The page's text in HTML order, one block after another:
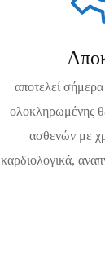
αποτελεί
ολοκληρωμένης
ασθενών με
καρδιολογικά,